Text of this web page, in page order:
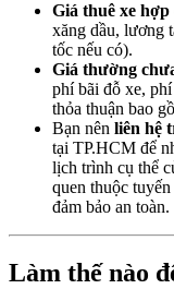
Giá thuê xe
xăng dầu, lương
tốc nếu có).
Giá thường
phí bãi đỗ xe,
thỏa thuận bao
Bạn nên liên hệ
tại TP.HCM để
lịch trình cụ thể
quen thuộc
đảm bảo an toàn.
Làm thế nào